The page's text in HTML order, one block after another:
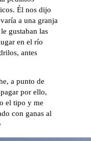
Él nos dijo
a una granja
gustaban las
en el río
antes
a punto de
por ello,
el tipo y me
con ganas al